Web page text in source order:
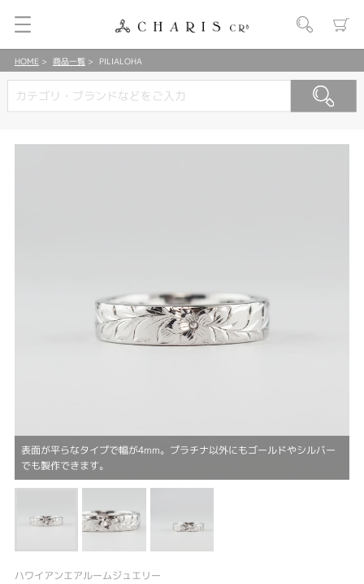
HOME 商品一覧 PILIALOHA
表面が平らなタイプで幅が4mm。プラチナ以外にもゴールドやシルバー
でも製作できます。
ハワイアンエアルームジュエリー